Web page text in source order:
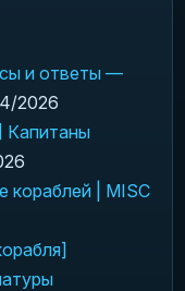
и ответы —
2026
Капитаны
кораблей | MISC